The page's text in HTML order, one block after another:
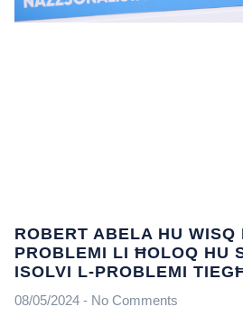
ROBERT ABELA HU WISQ
PROBLEMI LI ĦOLOQ HU
ISOLVI L-PROBLEMI
08/05/2024 No Comments